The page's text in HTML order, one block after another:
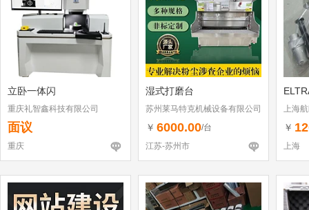
立卧一体闪
重庆礼智鑫科技有限公司
面议
重庆
湿式打磨台
苏州莱马特克机械设备有限公司
￥ 6000.00/台
江苏-苏州市
上海
￥
上海